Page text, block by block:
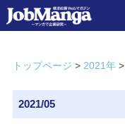
トップページ > 2021年>
2021/05